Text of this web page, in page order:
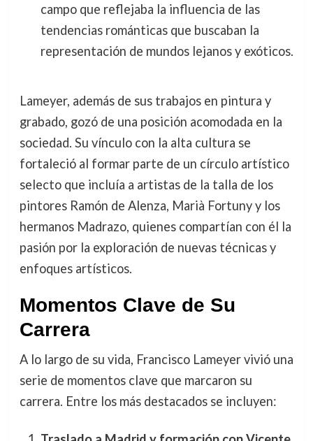
campo que reflejaba la influencia de las
tendencias románticas que buscaban la
representación de mundos lejanos y exóticos.
Lameyer, además de sus trabajos en pintura y
grabado, gozó de una posición acomodada en la
sociedad. Su vínculo con la alta cultura se
fortaleció al formar parte de un círculo artístico
selecto que incluía a artistas de la talla de los
pintores Ramón de Alenza, Marià Fortuny y los
hermanos Madrazo, quienes compartían con él la
pasión por la exploración de nuevas técnicas y
enfoques artísticos.
Momentos Clave de Su
Carrera
A lo largo de su vida, Francisco Lameyer vivió una
serie de momentos clave que marcaron su
carrera. Entre los más destacados se incluyen: